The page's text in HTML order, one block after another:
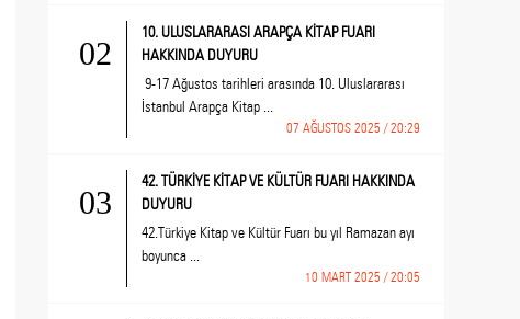
02
10. ULUSLARARASI ARAPÇA KİTAP FUARI
HAKKINDA DUYURU
9-17 Ağustos tarihleri arasında 10. Uluslararası
İstanbul Arapça Kitap ...
07 AĞUSTOS 2025 / 20:29
03
42. TÜRKİYE KİTAP VE KÜLTÜR FUARI HAKKINDA
DUYURU
42.Türkiye Kitap ve Kültür Fuarı bu yıl Ramazan ayı
boyunca ...
10 MART 2025 / 20:05